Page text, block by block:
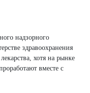
надзорного
здравоохранения
хотя на рынке
вместе с